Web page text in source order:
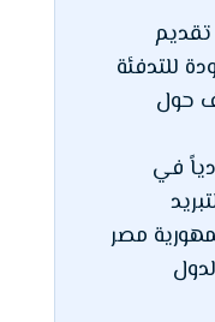
للتدفئة
حول
في
مصر